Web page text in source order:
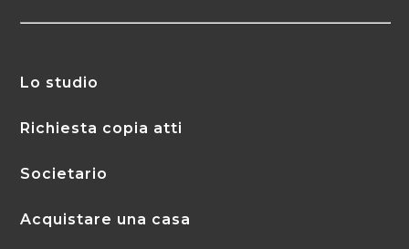
Lo studio
Richiesta copia atti
Societario
Acquistare una casa